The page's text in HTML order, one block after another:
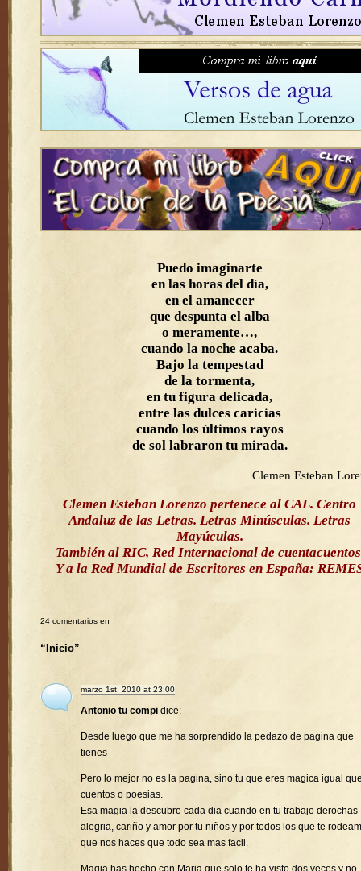
Puedo imaginarte
en las horas del día,
en el amanecer
que despunta el alba
o meramente…,
cuando la noche acaba.
Bajo la tempestad
de la tormenta,
en tu figura delicada,
entre las dulces caricias
cuando los últimos rayos
de sol labraron tu mirada.
Clemen Esteban
Clemen Esteban Lorenzo pertenece al CAL. Centro
Andaluz de las Letras. Letras Minúsculas. Letras
Mayúculas.
También al RIC, Red Internacional de
Y a la Red Mundial de Escritores en España:
24 comentarios en
“Inicio”
marzo 1st, 2010 at 23:00
Antonio tu compi dice:
Desde luego que me ha sorprendido la pedazo de pagina que
tienes
Pero lo mejor no es la pagina, sino tu que eres magica igual
cuentos o poesias.
Esa magia la descubro cada dia cuando en tu trabajo derochas
alegria, cariño y amor por tu niños y por todos los que te
que nos haces que todo sea mas facil.